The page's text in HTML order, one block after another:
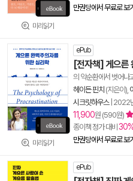
미리읽기
만권당에서 무료로 보기
미리읽기
ePub
[전자책] 게으른
의 악순환에서 벗어나
헤이든 핀치 (지은이),
시크릿하우스| 2022
11,900원 (590원)
종이책 정가 대비
만권당에서 무료로 보기
ePub